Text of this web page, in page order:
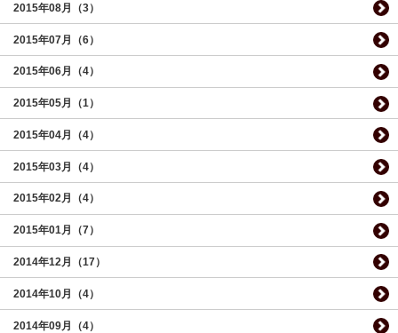
2015年08月（3）
2015年07月（6）
2015年06月（4）
2015年05月（1）
2015年04月（4）
2015年03月（4）
2015年02月（4）
2015年01月（7）
2014年12月（17）
2014年10月（4）
2014年09月（4）